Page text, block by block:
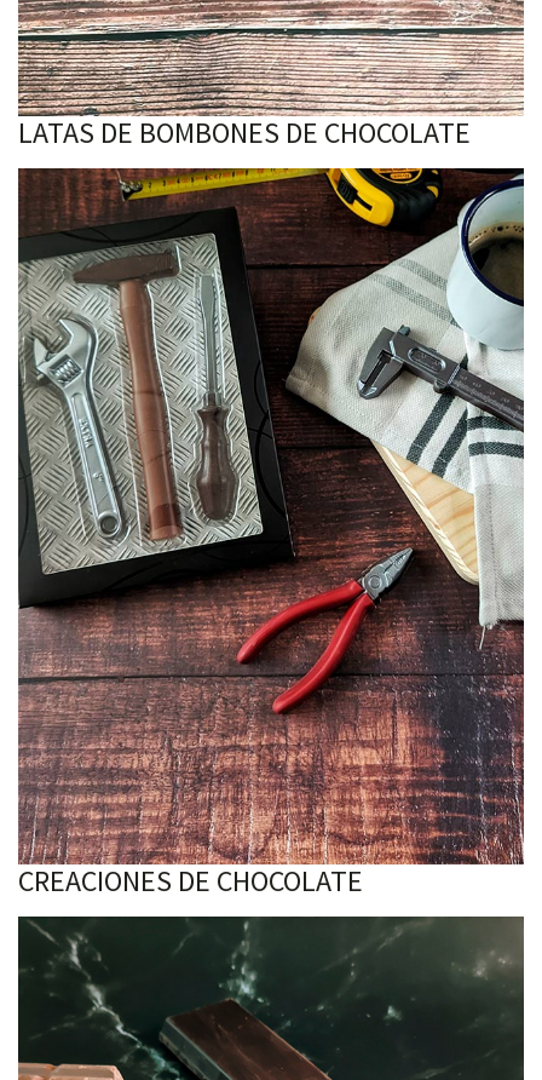
LATAS DE BOMBONES DE CHOCOLATE
CREACIONES DE CHOCOLATE